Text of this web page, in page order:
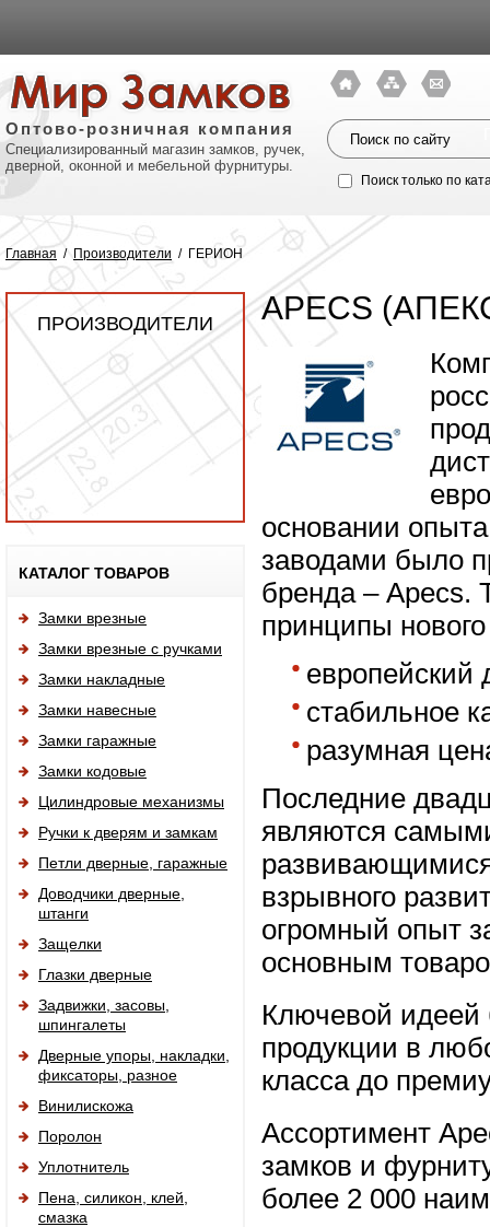
Оптово-розничная компания
Специализированный магазин замков, ручек,
дверной, оконной и мебельной фурнитуры.
Поиск только по
Главная / Производители / ГЕРИОН
ПРОИЗВОДИТЕЛИ
КАТАЛОГ ТОВАРОВ
Замки врезные
Замки врезные с ручками
Замки накладные
Замки навесные
Замки гаражные
Замки кодовые
Цилиндровые механизмы
Ручки к дверям и замкам
Петли дверные, гаражные
Доводчики дверные,
штанги
Защелки
Глазки дверные
Задвижки, засовы,
шпингалеты
Дверные упоры, накладки,
фиксаторы, разное
Винилискожа
Поролон
Уплотнитель
Пена, силикон, клей,
смазка
APECS
основании
заводами было
бренда – Apecs.
принципы
европейский
стабильное
разумная
Последние
являются
взрывного
огромный опыт
основным
Ключевой идеей
продукции в
класса до
Ассортимент
замков и
более 2 000